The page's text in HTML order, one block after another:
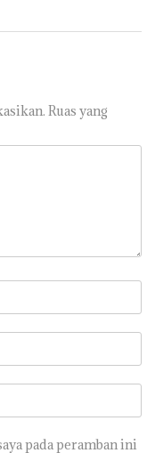
Ruas yang
pada peramban ini